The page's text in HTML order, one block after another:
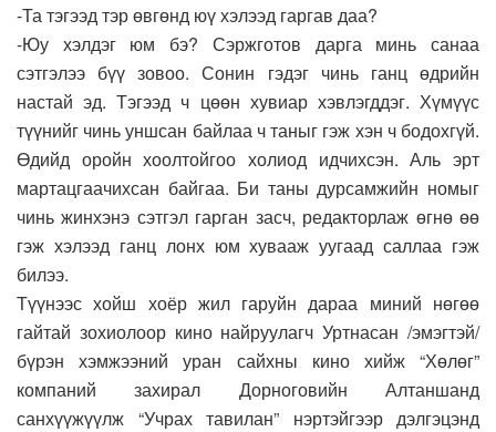
-Та тэгээд тэр өвгөнд юү хэлээд гаргав даа?
-Юу хэлдэг юм бэ? Сэржготов дарга минь санаа
сэтгэлээ бүү зовоо. Сонин гэдэг чинь ганц өдрийн
настай эд. Тэгээд ч цөөн хувиар хэвлэгддэг. Хүмүүс
түүнийг чинь уншсан байлаа ч таныг гэж хэн ч бодохгүй.
Өдийд оройн хоолтойгоо холиод идчихсэн. Аль эрт
мартацгаачихсан байгаа. Би таны дурсамжийн номыг
чинь жинхэнэ сэтгэл гарган засч, редакторлаж өгнө өө
гэж хэлээд ганц лонх юм хувааж уугаад саллаа гэж
билээ.
Түүнээс хойш хоёр жил гаруйн дараа миний нөгөө
гайтай зохиолоор кино найруулагч Уртнасан /эмэгтэй/
бүрэн хэмжээний уран сайхны кино хийж “Хөлөг”
компаний захирал Дорноговийн Алтаншанд
санхүүжүүлж “Учрах тавилан” нэртэйгээр дэлгэцэнд